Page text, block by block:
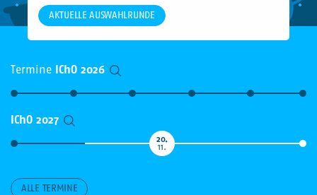
AKTUELLE AUSWAHLRUNDE
Termine IChO 2026
IChO 2027
20.
11.
ALLE TERMINE